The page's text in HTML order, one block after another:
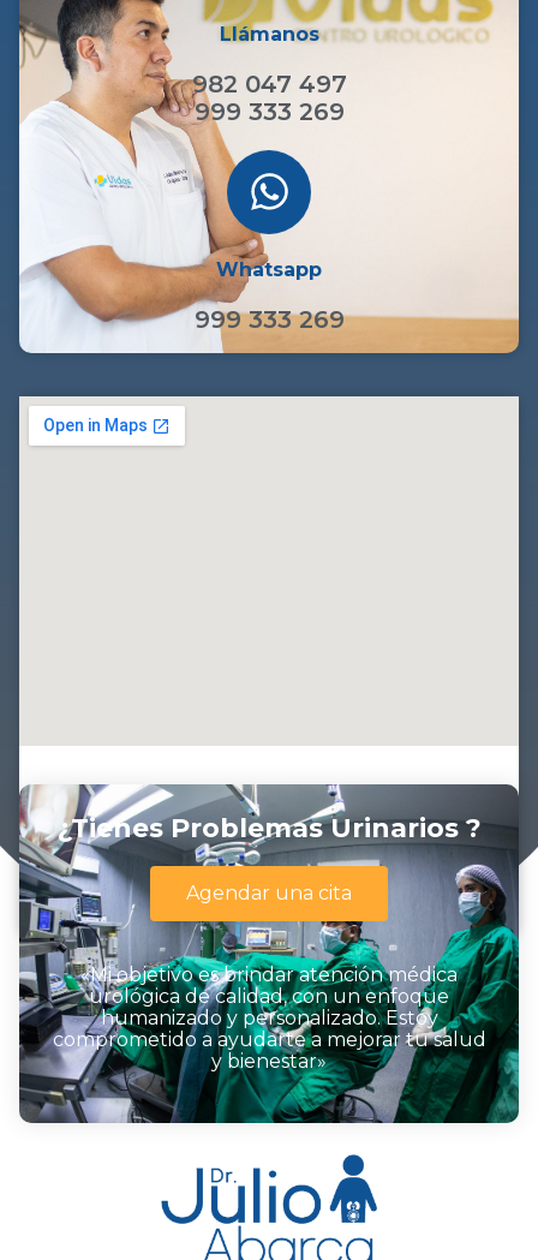
Llámanos
982 047 497
999 333 269
Whatsapp
999 333 269
¿Tienes Problemas Urinarios ?
Agendar una cita
«Mi objetivo es brindar atención médica
urológica de calidad, con un enfoque
humanizado y personalizado. Estoy
comprometido a ayudarte a mejorar tu salud
y bienestar»